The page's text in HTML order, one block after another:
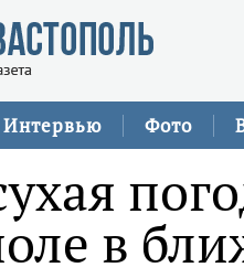
Интервью Фото
в